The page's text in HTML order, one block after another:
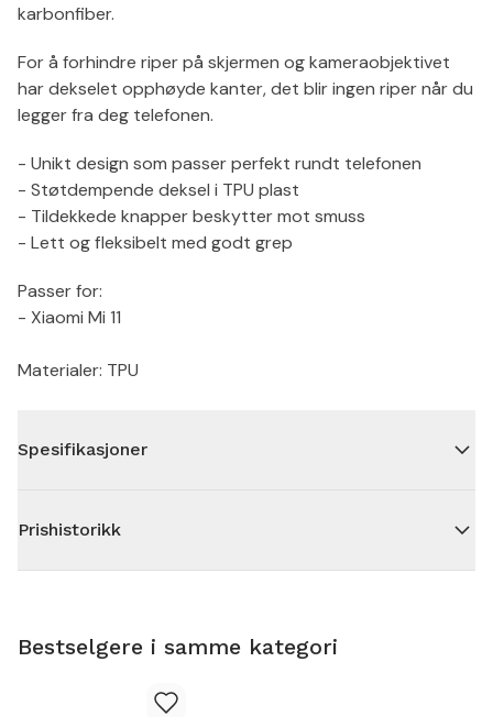
karbonfiber.
For å forhindre riper på skjermen og kameraobjektivet
har dekselet opphøyde kanter, det blir ingen riper når du
legger fra deg telefonen.
- Unikt design som passer perfekt rundt telefonen
- Støtdempende deksel i TPU plast
- Tildekkede knapper beskytter mot smuss
- Lett og fleksibelt med godt grep
Passer for:
- Xiaomi Mi 11
Materialer: TPU
Spesifikasjoner
Prishistorikk
Bestselgere i samme kategori